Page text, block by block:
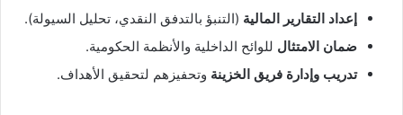
إعداد التقارير المالية (التنبؤ بالتدفق النقدي، تحليل السيولة).
ضمان الامتثال للوائح الداخلية والأنظمة الحكومية.
تدريب وإدارة فريق الخزينة وتحفيزهم لتحقيق الأهداف.